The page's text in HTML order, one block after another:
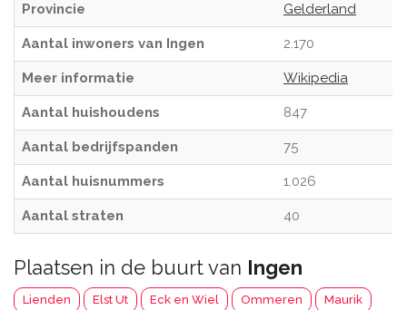
Provincie Gelderland
Aantal inwoners van Ingen 2.170
Meer informatie Wikipedia
Aantal huishoudens 847
Aantal bedrijfspanden 75
Aantal huisnummers 1.026
Aantal straten 40
Plaatsen in de buurt van Ingen
Lienden Elst Ut Eck en Wiel Ommeren Maurik